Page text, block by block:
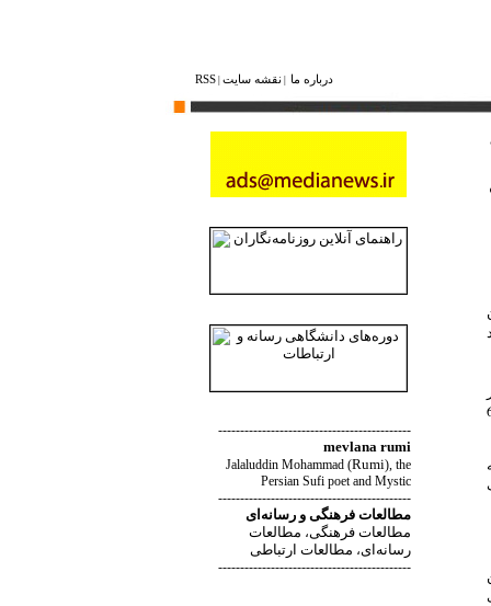
درباره ما نقشه ‌سایت RSS
--------------------------------------------
mevlana rumi
Jalaluddin Mohammad(Rumi), the
Persian Sufi poet and Mystic
--------------------------------------------
مطالعات فرهنگیورسانه‌ای
مطالعات فرهنگی، مطالعات
رسانه‌ای، مطالعات ارتباطی
--------------------------------------------
هزار و 645